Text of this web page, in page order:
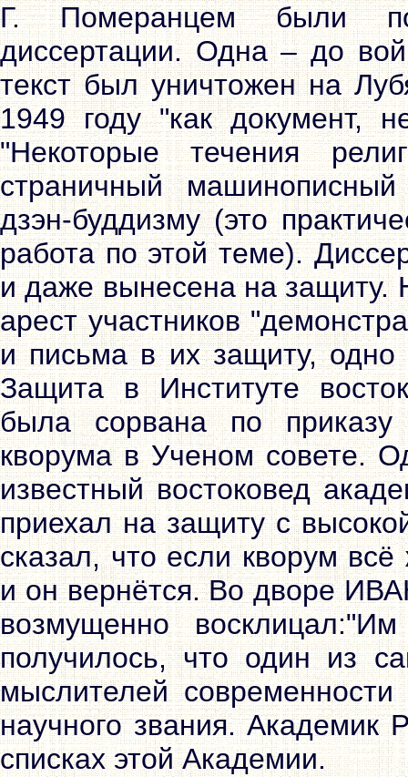
Г. Померанцем были
диссертации. Одна – до
текст был уничтожен на
1949 году "как документ,
"Некоторые течения
страничный
дзэн-буддизму (это
работа по этой теме).
и даже вынесена на защиту.
арест участников
и письма в их защиту,
Защита в Институте
была сорвана по приказу
кворума в Ученом совете.
известный востоковед
приехал на защиту с
сказал, что если кворум
и он вернётся. Во дворе
возмущенно
получилось, что один из
мыслителей
научного звания. Академик
списках этой Академии.